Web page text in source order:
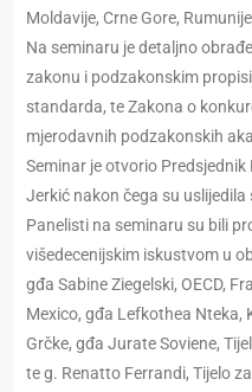
Moldavije, Crne Gore,
Na seminaru je detaljno
zakonu i podzakonskim
standarda, te Zakona o
mjerodavnih podzakonskih
Seminar je otvorio
Jerkić nakon čega su
Panelisti na seminaru su bili
višedecenijskim iskustvom u
gđa Sabine Ziegelski, OECD,
Mexico, gđa Lefkothea Nteka,
Grčke, gđa Jurate Soviene,
te g. Renatto Ferrandi, Tijelo